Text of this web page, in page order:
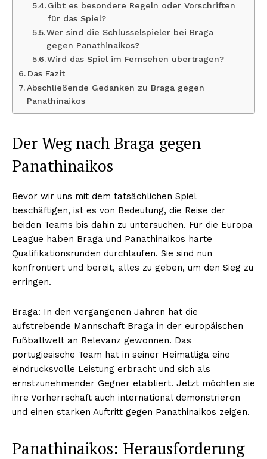
Gibt es besondere Regeln oder Vorschriften
für das Spiel?
Wer sind die Schlüsselspieler bei Braga
gegen Panathinaikos?
Wird das Spiel im Fernsehen übertragen?
Das Fazit
Abschließende Gedanken zu Braga gegen
Panathinaikos
Der Weg nach Braga gegen
Panathinaikos
Bevor wir uns mit dem tatsächlichen Spiel
beschäftigen, ist es von Bedeutung, die Reise der
beiden Teams bis dahin zu untersuchen. Für die Europa
League haben Braga und Panathinaikos harte
Qualifikationsrunden durchlaufen. Sie sind nun
konfrontiert und bereit, alles zu geben, um den Sieg zu
erringen.
Braga: In den vergangenen Jahren hat die
aufstrebende Mannschaft Braga in der europäischen
Fußballwelt an Relevanz gewonnen. Das
portugiesische Team hat in seiner Heimatliga eine
eindrucksvolle Leistung erbracht und sich als
ernstzunehmender Gegner etabliert. Jetzt möchten sie
ihre Vorherrschaft auch international demonstrieren
und einen starken Auftritt gegen Panathinaikos zeigen.
Panathinaikos: Herausforderung